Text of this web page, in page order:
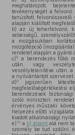
meghatározott,
tevékenységét a felvonó
tanúsított
alapján kiállított
b) az új teherfelvonó,
sebességű,
a mozgásukban
mozgólépcső
rendelet alapján a gyártó
c)8
a berendezés főbb
után, vagy
veszélytelenítése után, a
a nyilvántartott szervezet
d)9
jogszerűen
megfelelőségértékelési
berendezések
szóló miniszteri
érvényes műszaki
helyezés előtti
kiadott alkalmassági
e) 10 a b) alpont alá nem
személy be tud szállni,